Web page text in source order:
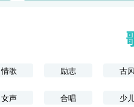
情歌 励志 古
女声 合唱 少